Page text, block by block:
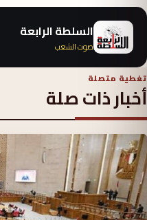
السلطة الرابعة
صوت الشعب
تغطية متصلة
أخبار ذات صلة